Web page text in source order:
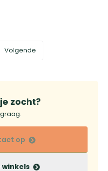
Volgende
zocht?
op
winkels